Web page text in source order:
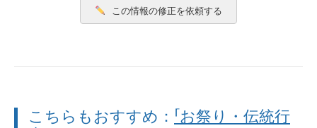
この情報の修正を依頼する
こちらもおすすめ： 「お祭り・伝統行